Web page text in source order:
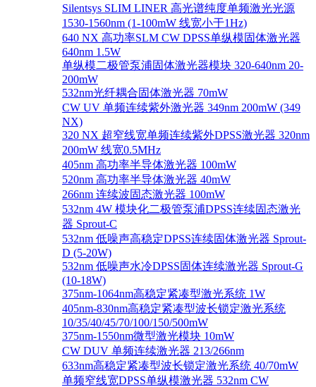
Silentsys SLIM LINER 高光谱纯度单频激光光源
1530-1560nm (1-100mW 线宽小于1Hz)
640 NX 高功率SLM CW DPSS单纵模固体激光器
640nm 1.5W
单纵模二极管泵浦固体激光器模块 320-640nm 20-
200mW
532nm光纤耦合固体激光器 70mW
CW UV 单频连续紫外激光器 349nm 200mW (349
NX)
320 NX 超窄线宽单频连续紫外DPSS激光器 320nm
200mW 线宽0.5MHz
405nm 高功率半导体激光器 100mW
520nm 高功率半导体激光器 40mW
266nm 连续波固态激光器 100mW
532nm 4W 模块化二极管泵浦DPSS连续固态激光
器 Sprout-C
532nm 低噪声高稳定DPSS连续固体激光器 Sprout-
D (5-20W)
532nm 低噪声水冷DPSS固体连续激光器 Sprout-G
(10-18W)
375nm-1064nm高稳定紧凑型激光系统 1W
405nm-830nm高稳定紧凑型波长锁定激光系统
10/35/40/45/70/100/150/500mW
375nm-1550nm微型激光模块 10mW
CW DUV 单频连续激光器 213/266nm
633nm高稳定紧凑型波长锁定激光系统 40/70mW
单频窄线宽DPSS单纵模激光器 532nm CW